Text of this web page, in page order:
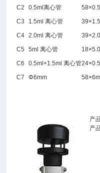
C2
0.5ml离心管
C3
1.5ml 离心管
C4
2.0ml 离心管
C5
5ml 离心管
C6
0.5ml+1.5ml 离心管
C7
Φ6mm
产
产